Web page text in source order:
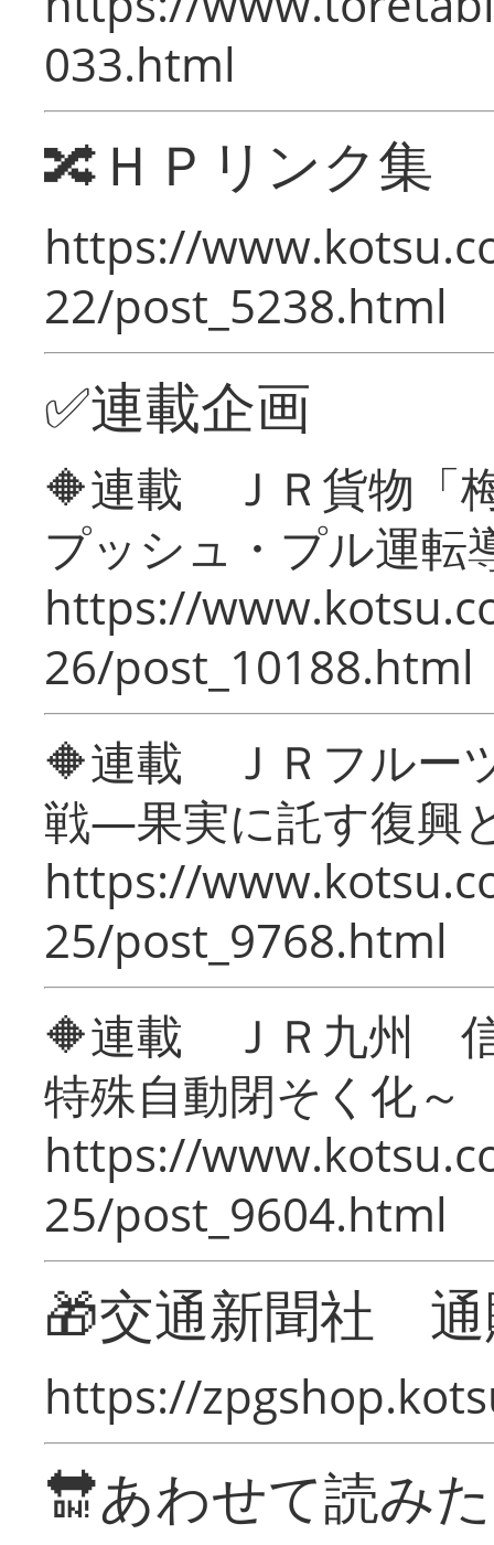
033.html
🔀ＨＰリンク集
https://
22/post_5238.html
✅連載企画
🔶連載 ＪＲ貨物「
プッシュ・プル運転
https://
26/post_10188.html
🔶連載 ＪＲフルー
戦―果実に託す復興
https://
25/post_9768.html
🔶連載 ＪＲ九州 信
特殊自動閉そく化～
https://
25/post_9604.html
🎁交通新聞社
https://
🔛あわせて読み